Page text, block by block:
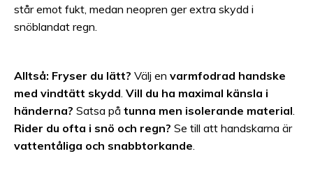
står emot fukt, medan neopren ger extra skydd i
snöblandat regn.
Alltså: Fryser du lätt? Välj en varmfodrad handske
med vindtätt skydd Vill du ha maximal känsla i
händerna? Satsa på tunna men isolerande material
Rider du ofta i snö och regn? Se till att handskarna är
vattentåliga och snabbtorkande